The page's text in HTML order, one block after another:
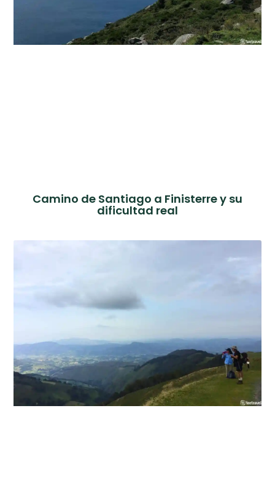
Camino de Santiago a Finisterre y su
dificultad real